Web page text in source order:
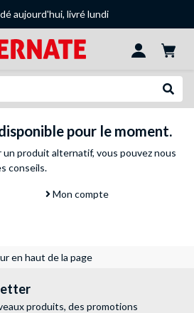
aujourd'hui, livré lundi
pour le moment.
produit alternatif, vous pouveznous
conseils.
Mon compte
en haut de la page
produits, des promotions